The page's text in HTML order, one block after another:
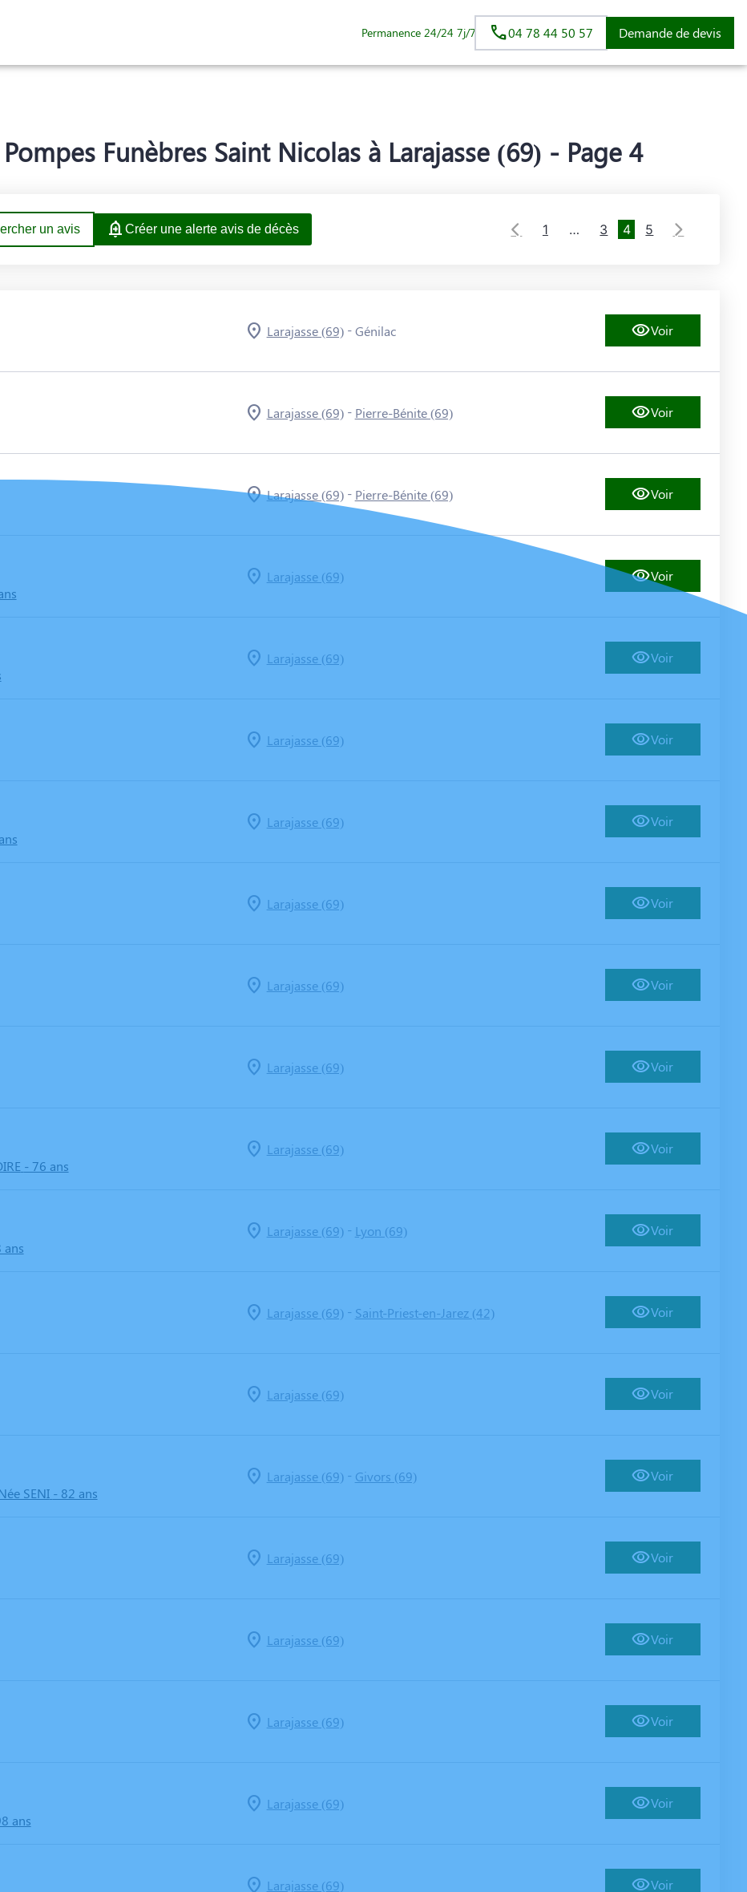
Permanence 24/24 7j/7 04 78 44 50 57 Demande de devis
Funèbres Saint Nicolas à Larajasse (69) - Page 4
un avis Créer une alerte avis de décès 1 … 3 4 5
Larajasse (69)-Génilac Voir
Larajasse (69)- Pierre-Bénite (69) Voir
Larajasse (69)- Pierre-Bénite (69) Voir
Larajasse (69) Voir
Larajasse (69) Voir
Larajasse (69) Voir
Larajasse (69) Voir
Larajasse (69) Voir
Larajasse (69) Voir
Larajasse (69) Voir
- 76 ans
Larajasse (69) Voir
ans
Larajasse (69)- Lyon (69) Voir
Larajasse (69)- Saint-Priest-en-Jarez (42) Voir
Larajasse (69) Voir
SENI - 82 ans
Larajasse (69)- Givors (69) Voir
Larajasse (69) Voir
Larajasse (69) Voir
Larajasse (69) Voir
ans
Larajasse (69) Voir
Larajasse (69) Voir